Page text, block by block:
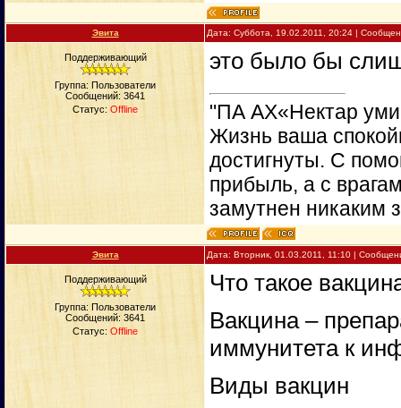
Эвита Дата: Суббота, 19.02.2011, 20:24 |
Поддерживающий
Группа: Пользователи
Сообщений: 3641
Статус: Offline
это было бы
"ПА АХ«Нектар
Жизнь ваша
достигнуты. С
прибыль, а с
замутнен никаким
Эвита Дата: Вторник, 01.03.2011, 11:10 |
Поддерживающий
Группа: Пользователи
Сообщений: 3641
Статус: Offline
Что такое
Вакцина –
иммунитета к
Виды вакцин